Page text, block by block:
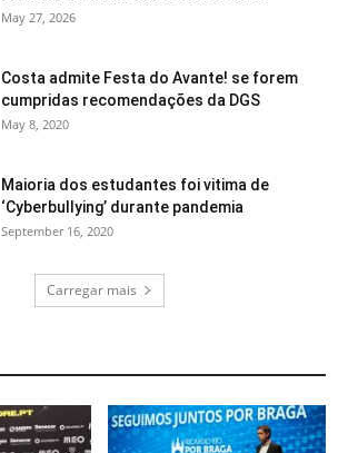
May 27, 2026
Costa admite Festa do Avante! se forem
cumpridas recomendações da DGS
May 8, 2020
Maioria dos estudantes foi vitima de
‘Cyberbullying’ durante pandemia
September 16, 2020
Carregar mais